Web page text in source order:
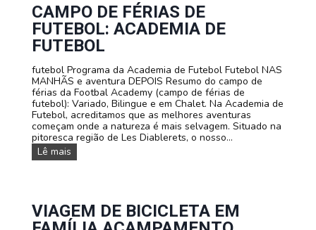
A
c
a
m
a
m
e
n
t
o
d
e
v
o
d
e
m
d
e
v
e
r
ã
o
d
e
b
i
c
a
:
CAMPO DE FÉRIAS DE
FUTEBOL: ACADEMIA DE
FUTEBOL
futebol Programa da Academia de Futebol Futebol NAS
MANHÃS e aventura DEPOIS Resumo do campo de
férias da Footbal Academy (campo de férias de
futebol): Variado, Bilingue e em Chalet. Na Academia de
Futebol, acreditamos que as melhores aventuras
começam onde a natureza é mais selvagem. Situado na
pitoresca região de Les Diablerets, o nosso...
Lê mais
a
d
e
VIAGEM DE BICICLETA EM